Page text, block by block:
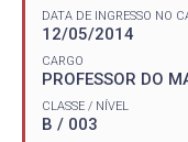
DATA DE INGRESSO NO
12/05/2014
CARGO
PROFESSOR DO
CLASSE / NÍVEL
B / 003